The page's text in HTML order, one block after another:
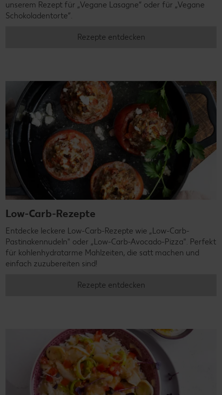
unserem Rezept für „Vegane Lasagne“ oder für „Vegane
Schokoladentorte“.
Rezepte entdecken
Low-Carb-Rezepte
Entdecke leckere Low-Carb-Rezepte wie „Low-Carb-
Pastinakennudeln" oder „Low-Carb-Avocado-Pizza". Perfekt
für kohlenhydratarme Mahlzeiten, die satt machen und
einfach zuzubereiten sind!
Rezepte entdecken